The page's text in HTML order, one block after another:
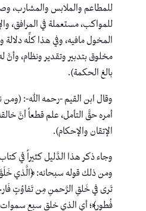
للمطاعم والملابس والمشارب،
للمواكب، مستعملة في المرافق،
المخول مافيه، وفي هذا كلِّه
مخلوق بتدبير وتقدير ونظام، وأنَّ
بالغ الحكمة).
وقال ابن القيم -رحمه الله-: (ومن
أمره حقَّ التأمل، علم قطعاً أنَّ
الإتقان والإحكام).
وجاء ذكر هذا الدَّليل كثيراً في كتاب
ومن ذلك قوله سبحانه: ﴿الَّذي
تَرى في خَلقِ الرَّحمنِ مِن تَفاوُتٍ
فُطورٍ﴾؛ أي الذي خلق سبع سموات